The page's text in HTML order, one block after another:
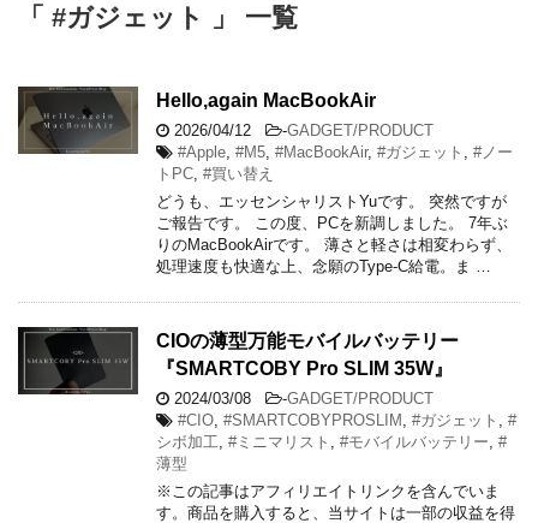
「 #ガジェット 」 一覧
Hello,again MacBookAir
2026/04/12 -GADGET/PRODUCT
#Apple #M5 #MacBookAir, #ガジェット
#ノー
トPC #買い替え
どうも、エッセンシャリストYuです。 突然ですが
ご報告です。 この度、PCを新調しました。 7年ぶ
りのMacBookAirです。 薄さと軽さは相変わらず、
処理速度も快適な上、念願のType-C給電。ま …
CIOの薄型万能モバイルバッテリー
『SMARTCOBY Pro SLIM 35W』
2024/03/08 -GADGET/PRODUCT
#CIO #SMARTCOBYPROSLIM #ガジェット
#
シボ加工 #ミニマリスト #モバイルバッテリー #
薄型
※この記事はアフィリエイトリンクを含んでいま
す。商品を購入すると、当サイトは一部の収益を得